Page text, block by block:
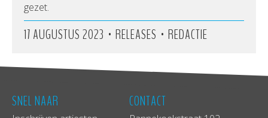
gezet.
17 AUGUSTUS 2023 • RELEASES • REDACTIE
SNEL NAAR CONTACT